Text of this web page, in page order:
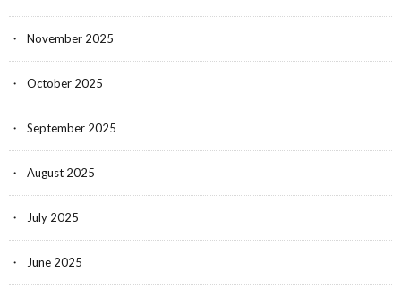
November 2025
October 2025
September 2025
August 2025
July 2025
June 2025